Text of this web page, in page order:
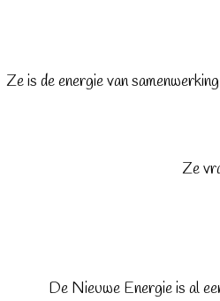
Ze is de energie van
Ze
De Nieuwe Energie is al